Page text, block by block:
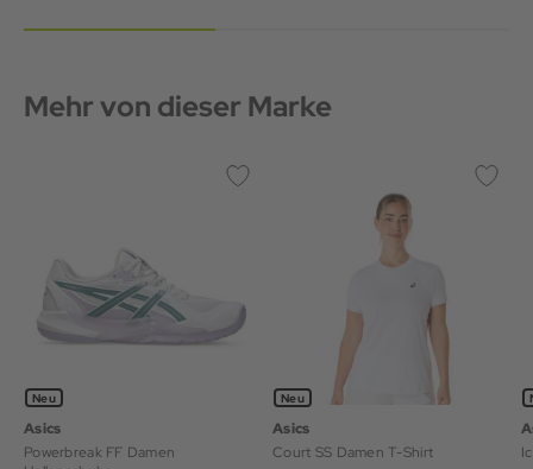
Mehr von dieser Marke
Neu
Asics
Powerbreak FF Damen
Neu
Asics
Court SS Damen T-Shirt